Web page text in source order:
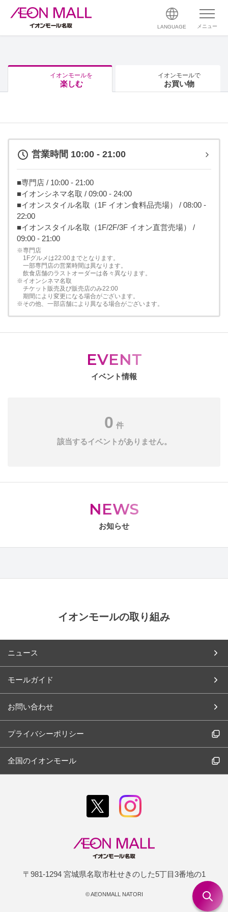
LANGUAGE メニュー
イオンモールを
楽しむ
イオンモールで
お買い物
営業時間 10:00 - 21:00
■専門店 / 10:00 - 21:00
■イオンシネマ名取 / 09:00 - 24:00
■イオンスタイル名取（1F イオン食料品売場） / 08:00 -
22:00
■イオンスタイル名取（1F/2F/3F イオン直営売場） /
09:00 - 21:00
※専門店
1Fグルメは22:00までとなります。
一部専門店の営業時間は異なります。
飲食店舗のラストオーダーは各々異なります。
※イオンシネマ名取
チケット販売及び販売店のみ22:00
期間により変更になる場合がございます。
※その他、一部店舗により異なる場合がございます。
EVENT
イベント情報
0 件
該当するイベントがありません。
NEWS
お知らせ
イオンモールの取り組み
ニュース
モールガイド
お問い合わせ
プライバシーポリシー
全国のイオンモール
〒981-1294 宮城県名取市杜せきのした5丁目3番地の1
©AEONMALL NATORI